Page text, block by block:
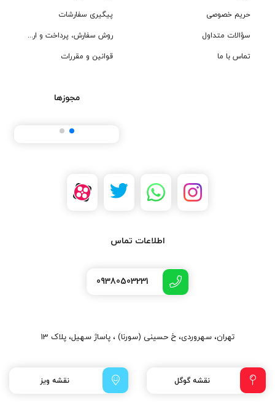
حریم خصوصی
سؤالات متداول
تماس با ما
پیگیری سفارشات
روش سفارش، پرداخت و ارسال
قوانین و مقررات
مجوزها
اطلاعات تماس
09380503231
تهران، سهروردی، خ حسینی (سورنا) ، پاساژ سهیل، پلاک 13
نقشه گوگل نقشه ویز